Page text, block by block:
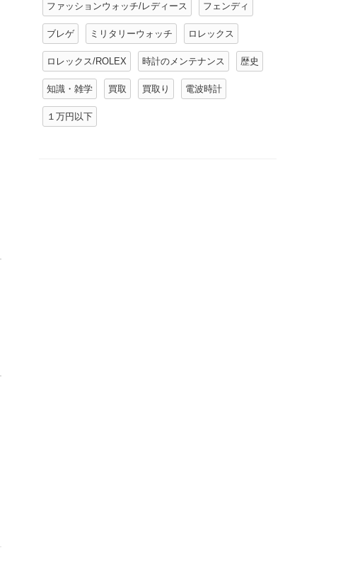
ファッションウォッチ/レディース フェンディ
ブレゲ ミリタリーウォッチ ロレックス
ロレックス/ROLEX 時計のメンテナンス 歴史
知識・雑学 買取 買取り 電波時計
１万円以下